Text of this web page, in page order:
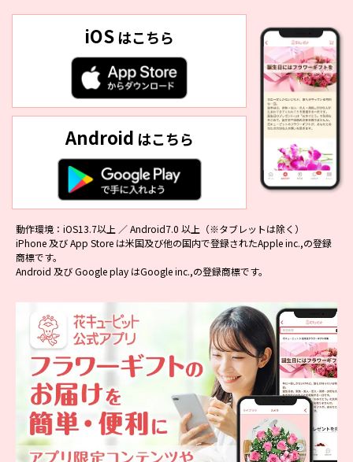
等その他やむを得ない事情により、予告なくキャン
ペーンを途中で中止、終了する場合があります。
4.応募資格について
本キャンペーンへのご応募には、X（旧Twitter）へ
の登録（無料）が必要です。
本キャンペーンは、期間中に投稿される全9回の対象
投稿からご応募いただけます。
花キューピット【公式】アカウント「@i8791」をフ
ォローしてください。指定の投稿をリポスト（リツ
きます。
本キャンペーン実施期間中はX（旧Twitter）のユー
ザー名を変更しないようお願いいたします。
合、当選資格を無効とさせていただきます。
弊社関係者及び本キャンペーン関係者の応募はでき
ません。
ご応募は日本国内にお住まいの方に限らせていただ
きます。
未成年の方は、親権者の方が応募規約に同意いただ
いた上でキャンペーンの応募をお願いいたします。
iOSはこちら
Android はこちら
動作環境：iOS13.7以上 ／ Android7.0 以上（※タブレットは除く）
iPhone 及び App Store は米国及び他の国内で登録されたApple inc.,の登録
商標です。
Android 及び Google play はGoogle inc.,の登録商標です。